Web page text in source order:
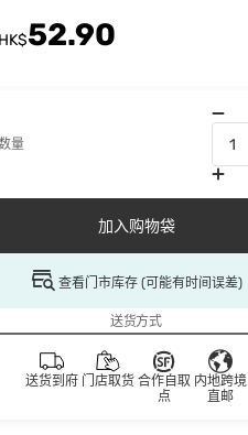
HK$52.90
量
加入购物袋
查看门市库存 (可能有时间误差)
送货方式
送货到府 门店取货 合作自取
点
内地跨境
直邮